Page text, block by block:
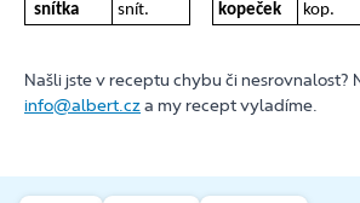
snítka
snít. kopeček kop.
Našli jste v receptu chybu či nesrovnalost?
info@albert.cza my recept vyladíme.